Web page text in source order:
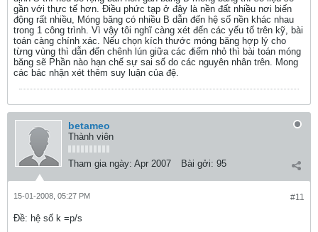
gần với thực tế hơn. Điều phức tạp ở đây là nền đất nhiều nơi biến
động rất nhiều, Móng băng có nhiều B dẫn đến hệ số nền khác nhau
trong 1 công trình. Vì vậy tôi nghĩ càng xét đến các yếu tố trên kỹ, bài
toán càng chính xác. Nếu chọn kích thước móng băng hợp lý cho
từng vùng thì dẫn đến chênh lún giữa các điểm nhỏ thì bài toán móng
băng sẽ Phần nào hạn chế sự sai số do các nguyên nhân trên. Mong
các bác nhận xét thêm suy luận của đệ.
betameo
Thành viên
Tham gia ngày: Apr 2007 Bài gởi: 95
#11
15-01-2008, 05:27 PM
Ðề: hệ số k =p/s